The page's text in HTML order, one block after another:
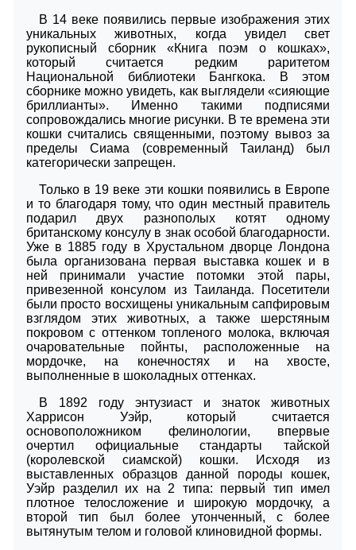
В 14 веке появились первые изображения этих
уникальных животных, когда увидел свет
рукописный сборник «Книга поэм о кошках»,
который считается редким раритетом
Национальной библиотеки Бангкока. В этом
сборнике можно увидеть, как выглядели «сияющие
бриллианты». Именно такими подписями
сопровождались многие рисунки. В те времена эти
кошки считались священными, поэтому вывоз за
пределы Сиама (современный Таиланд) был
категорически запрещен.
Только в 19 веке эти кошки появились в Европе
и то благодаря тому, что один местный правитель
подарил двух разнополых котят одному
британскому консулу в знак особой благодарности.
Уже в 1885 году в Хрустальном дворце Лондона
была организована первая выставка кошек и в
ней принимали участие потомки этой пары,
привезенной консулом из Таиланда. Посетители
были просто восхищены уникальным сапфировым
взглядом этих животных, а также шерстяным
покровом с оттенком топленого молока, включая
очаровательные пойнты, расположенные на
мордочке, на конечностях и на хвосте,
выполненные в шоколадных оттенках.
В 1892 году энтузиаст и знаток животных
Харрисон Уэйр, который считается
основоположником фелинологии, впервые
очертил официальные стандарты тайской
(королевской сиамской) кошки. Исходя из
выставленных образцов данной породы кошек,
Уэйр разделил их на 2 типа: первый тип имел
плотное телосложение и широкую мордочку, а
второй тип был более утонченный, с более
вытянутым телом и головой клиновидной формы.